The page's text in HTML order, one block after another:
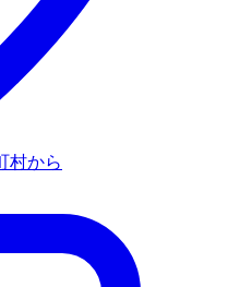
村から